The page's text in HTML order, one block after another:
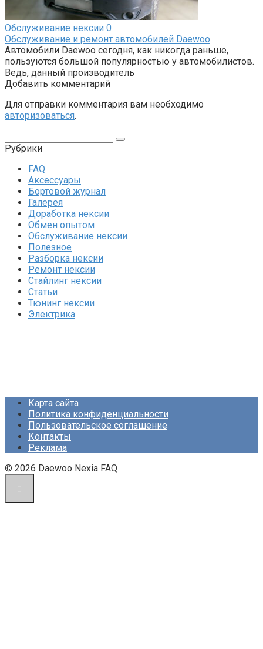
Обслуживание нексии 0
Обслуживание и ремонт автомобилей Daewoo
Автомобили Daewoo сегодня, как никогда раньше,
пользуются большой популярностью у автомобилистов.
Ведь, данный производитель
Добавить комментарий
Для отправки комментария вам необходимо
авторизоваться.
Рубрики
FAQ
Аксессуары
Бортовой журнал
Галерея
Доработка нексии
Обмен опытом
Обслуживание нексии
Полезное
Разборка нексии
Ремонт нексии
Стайлинг нексии
Статьи
Тюнинг нексии
Электрика
Карта сайта
Политика конфиденциальности
Пользовательское соглашение
Контакты
Реклама
© 2026 Daewoo Nexia FAQ